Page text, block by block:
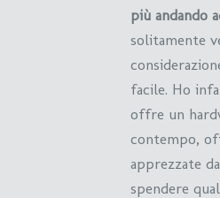
più andando
solitamente
facile. Ho
offre un
contempo,
apprezzate
spendere